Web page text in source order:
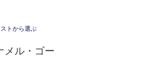
トから選ぶ
メル・ゴー